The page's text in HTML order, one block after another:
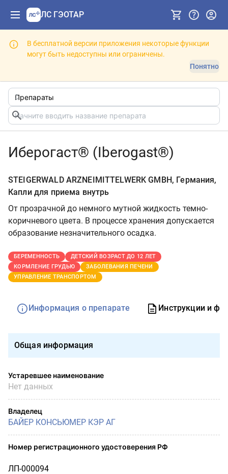
ЛС ГЭОТАР
В бесплатной версии приложения некоторые функции
могут быть недоступны или ограничены.
Понятно
Иберогаст® (Iberogast®)
STEIGERWALD ARZNEIMITTELWERK GMBH, Германия,
Капли для приема внутрь
От прозрачной до немного мутной жидкость темно-
коричневого цвета. В процессе хранения допускается
образование незначительного осадка.
БЕРЕМЕННОСТЬ
ДЕТСКИЙ ВОЗРАСТ ДО 12 ЛЕТ
КОРМЛЕНИЕ ГРУДЬЮ
ЗАБОЛЕВАНИЯ ПЕЧЕНИ
УПРАВЛЕНИЕ ТРАНСПОРТОМ
Информация о препарате Инструкции и
Общая информация
Устаревшее наименование
Нет данных
Владелец
БАЙЕР КОНСЬЮМЕР КЭР АГ
Номер регистрационного удостоверения РФ
ЛП-000094